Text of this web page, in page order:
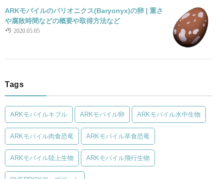
ARKモバイルのバリオニクス(Baryonyx)の卵 | 重さ
や腐敗時間などの概要や取得方法など
2020.05.05
Tags
ARKモバイルキブル ARKモバイル卵 ARKモバイル水中生物
ARKモバイル肉食恐竜 ARKモバイル草食恐竜
ARKモバイル陸上生物 ARKモバイル飛行生物